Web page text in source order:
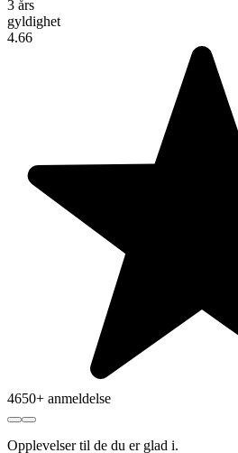
3 års
gyldighet
4.66
4650+ anmeldelse
Opplevelsertil de du er glad i.